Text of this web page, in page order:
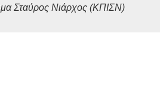
Σταύρος Νιάρχος (ΚΠΙΣΝ)